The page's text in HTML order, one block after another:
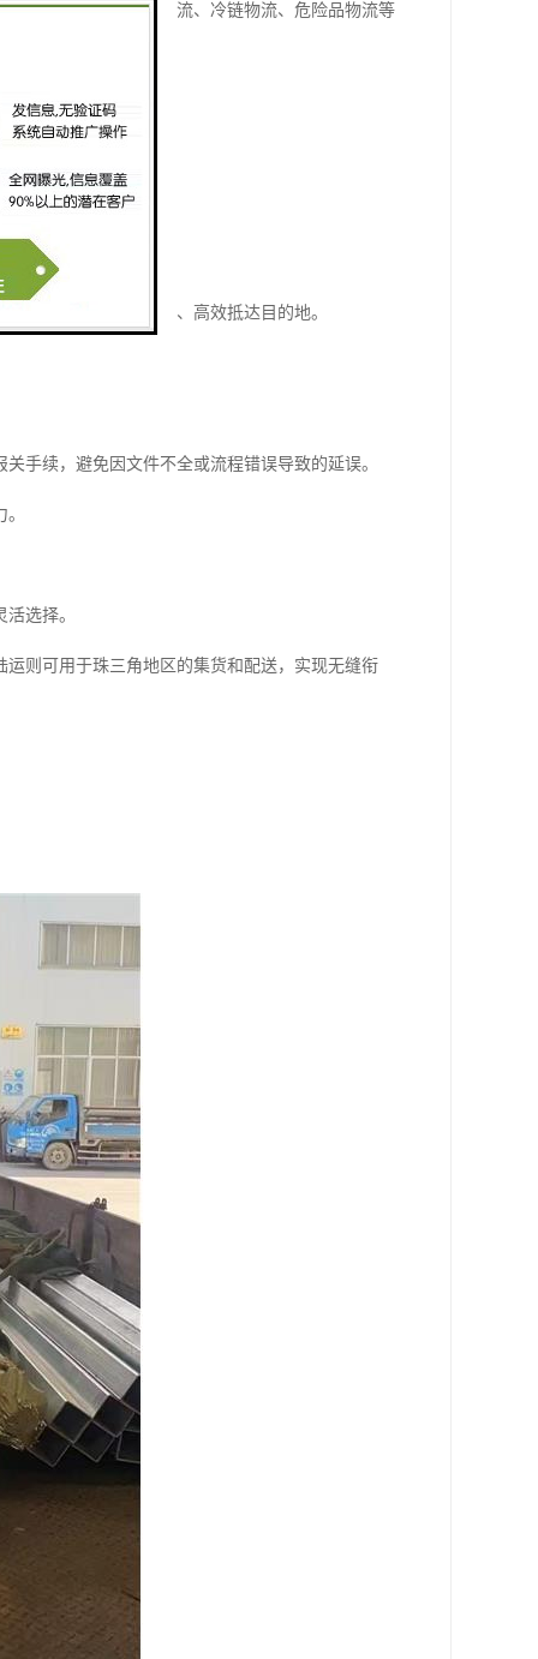
，如提供跨境电商物流、冷链物流、危险品物流等
。
目的地。
运输时效不稳定等。
服务，确保货物安全、高效抵达目的地。
手续，避免因文件不全或流程错误导致的延误。
选择。
则可用于珠三角地区的集货和配送，实现无缝衔